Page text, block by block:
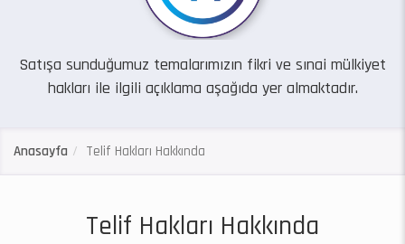
Satışa sunduğumuz temalarımızın fikri ve sınai mülkiyet
hakları ile ilgili açıklama aşağıda yer almaktadır.
Anasayfa Telif Hakları Hakkında
Telif Hakları Hakkında